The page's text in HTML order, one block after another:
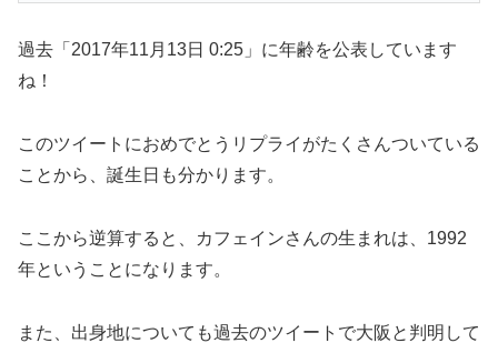
過去「2017年11月13日 0:25」に年齢を公表しています
ね！
このツイートにおめでとうリプライがたくさんついている
ことから、誕生日も分かります。
ここから逆算すると、カフェインさんの生まれは、1992
年ということになります。
また、出身地についても過去のツイートで大阪と判明して